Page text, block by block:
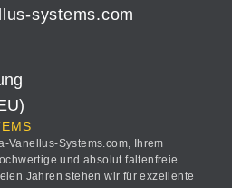
systems.com
Vanellus-Systems.com, Ihrem
und absolut faltenfreie
Jahren stehen wir für exzellente